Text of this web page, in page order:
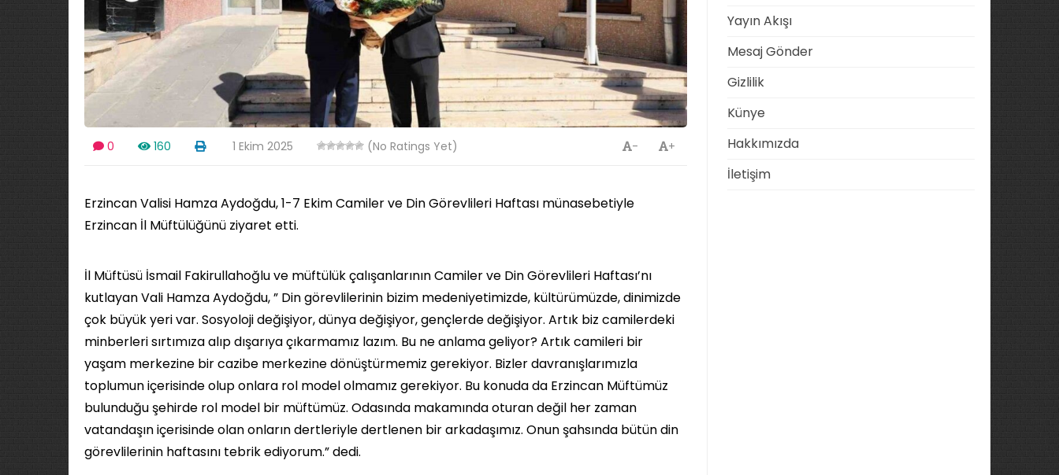
0 160 1 Ekim 2025 (No Ratings Yet) +
-
Erzincan Valisi Hamza Aydoğdu, 1-7 Ekim Camiler ve Din Görevlileri Haftası münasebetiyle
Erzincan İl Müftülüğünü ziyaret etti.
İl Müftüsü İsmail Fakirullahoğlu ve müftülük çalışanlarının Camiler ve Din Görevlileri Haftası’nı
kutlayan Vali Hamza Aydoğdu, ” Din görevlilerinin bizim medeniyetimizde, kültürümüzde, dinimizde
çok büyük yeri var. Sosyoloji değişiyor, dünya değişiyor, gençlerde değişiyor. Artık biz camilerdeki
minberleri sırtımıza alıp dışarıya çıkarmamız lazım. Bu ne anlama geliyor? Artık camileri bir
yaşam merkezine bir cazibe merkezine dönüştürmemiz gerekiyor. Bizler davranışlarımızla
toplumun içerisinde olup onlara rol model olmamız gerekiyor. Bu konuda da Erzincan Müftümüz
bulunduğu şehirde rol model bir müftümüz. Odasında makamında oturan değil her zaman
vatandaşın içerisinde olan onların dertleriyle dertlenen bir arkadaşımız. Onun şahsında bütün din
görevlilerinin haftasını tebrik ediyorum.” dedi.
Yayın Akışı
Mesaj Gönder
Gizlilik
Künye
Hakkımızda
İletişim